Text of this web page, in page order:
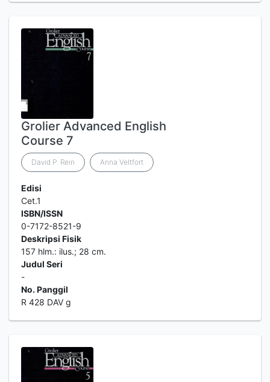
Grolier Advanced English
Course 7
David P. Rein Anna Veltfort
Edisi
Cet.1
ISBN/ISSN
0-7172-8521-9
Deskripsi Fisik
157 hlm.: ilus.; 28 cm.
Judul Seri
-
No. Panggil
R 428 DAV g